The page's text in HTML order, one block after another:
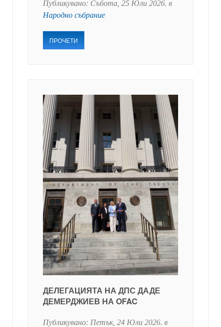
Публикувано: Събота, 25 Юли 2026. в
Народно събрание
ПРОЧЕТИ
ДЕЛЕГАЦИЯТА НА ДПС ДАДЕ
ДЕМЕРДЖИЕВ НА OFAC
Публикувано: Петък, 24 Юли 2026. в